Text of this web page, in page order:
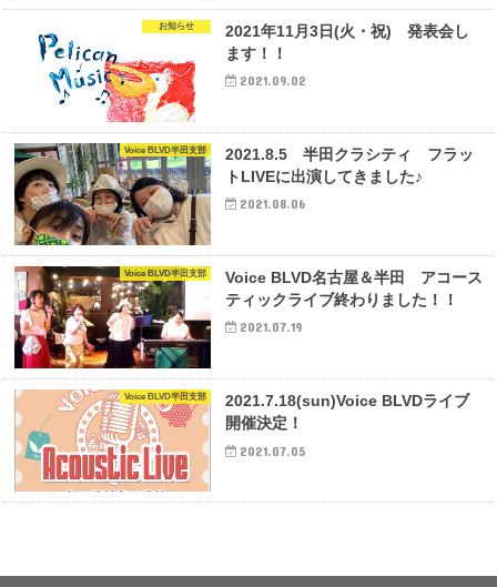
お知らせ
2021年11月3日(火・祝) 発表会し
ます！！
2021.09.02
Voice BLVD半田支部
2021.8.5 半田クラシティ フラッ
トLIVEに出演してきました♪
2021.08.06
Voice BLVD半田支部
Voice BLVD名古屋＆半田 アコース
ティックライブ終わりました！！
2021.07.19
Voice BLVD半田支部
2021.7.18(sun)Voice BLVDライブ
開催決定！
2021.07.05